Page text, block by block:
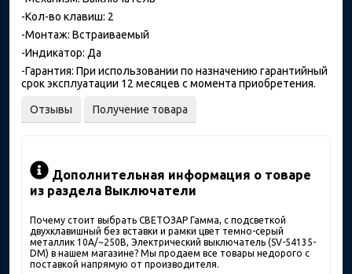
-Кол-во клавиш: 2
-Монтаж: Встраиваемый
-Индикатор: Да
-Гарантия: При использовании по назначению гарантийный
срок эксплуатации 12 месяцев с момента приобретения.
Отзывы Получение товара
Дополнительная информация о товаре
из раздела Выключатели
Почему стоит выбрать СВЕТОЗАР Гамма, с подсветкой
двухклавишный без вставки и рамки цвет темно-серый
металлик 10A/~250B, Электрический выключатель (SV-54135-
DM) в нашем магазине? Мы продаем все товары недорого с
поставкой напрямую от производителя.